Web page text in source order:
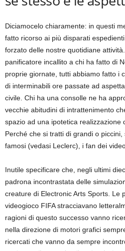
Diciamocelo chiaramente: in questi
fatto ricorso ai più disparati
forzato delle nostre quotidiane
panificatore incallito a chi ha fatto di
proprie giornate, tutti abbiamo fatto i
di interminabili ore passate ad
civile. Chi ha una consolle ne ha
vecchie abitudini di intrattenimento
spazio ad una ipotetica realizzazione
Perché che si tratti di grandi o
famosi (vedasi Leclerc), i fan dei
Inutile specificare che, negli ultimi
padrona incontrastata delle
creature di Electronic Arts Sports. Le
videogioco FIFA stracciavano
ragioni di questo successo vanno
nella direzione di motori grafici
ricercati che vanno da sempre